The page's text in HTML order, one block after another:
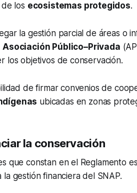
los ecosistemas protegidos.
la gestión parcial de áreas o
Asociación Público–Privada
los objetivos de conservación.
de firmar convenios de
ubicadas en zonas
la conservación
que constan en el Reglamento
la gestión financiera del SNAP.